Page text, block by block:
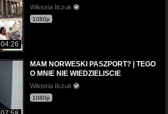
04:26
Wiktoria Ilczuk
1080p
MAM NORWESKI PASZPORT? | TEGO
O MNIE NIE WIEDZIELISCIE
Wiktoria Ilczuk
1080p